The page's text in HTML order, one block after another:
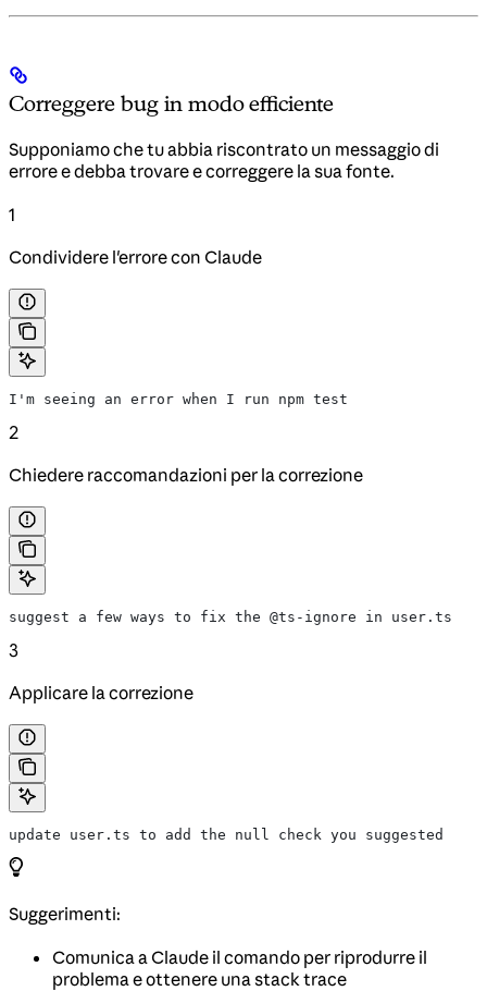
Correggere bug in modo efficiente
Supponiamo che tu abbia riscontrato un messaggio di
errore e debba trovare e correggere la sua fonte.
1
Condividere l'errore con Claude
I'm seeing an error when I run npm test
2
Chiedere raccomandazioni per la correzione
suggest a few ways to fix the @ts-ignore in user.ts
3
Applicare la correzione
update user.ts to add the null check you suggested
Suggerimenti:
Comunica a Claude il comando per riprodurre il
problema e ottenere una stack trace